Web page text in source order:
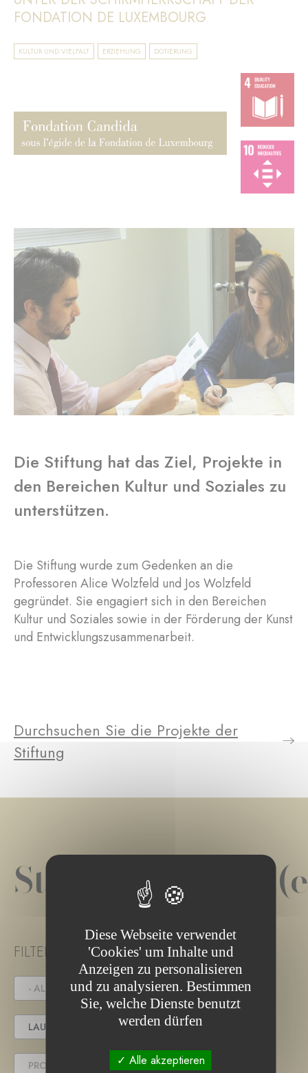
FONDATION DE LUXEMBOURG
KULTUR UND VIELFALT ERZIEHUNG DOTIERUNG
Die Stiftung hat das Ziel, Projekte in
den Bereichen Kultur und Soziales zu
unterstützen.
Die Stiftung wurde zum Gedenken an die
Professoren Alice Wolzfeld und Jos Wolzfeld
gegründet. Sie engagiert sich in den Bereichen
Kultur und Soziales sowie in der Förderung der Kunst
und Entwicklungszusammenarbeit.
Durchsuchen Sie die Projekte der
Stiftung
FILTER PROJECT STATUS
- ALLE - IN DER AUSSCHREIBUNG
LAUFENDES PROJEKT
PROJEKT ABGESCHLOSSEN
Diese Webseite verwendet
'Cookies' um Inhalte und
Anzeigen zu personalisieren
und zu analysieren. Bestimmen
Sie, welche Dienste benutzt
werden dürfen
Alle akzeptieren